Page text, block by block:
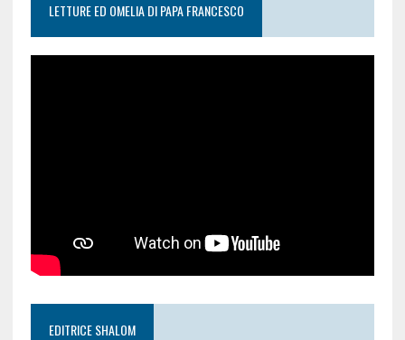
LETTURE ED OMELIA DI PAPA FRANCESCO
EDITRICE SHALOM